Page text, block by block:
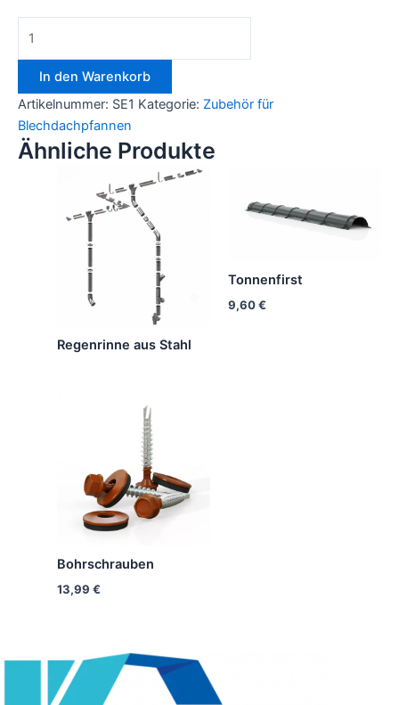
Menge
In den Warenkorb
Artikelnummer: SE1 Kategorie: Zubehör für
Blechdachpfannen
Ähnliche Produkte
Regenrinne aus Stahl
Tonnenfirst
9,60€
Bohrschrauben
13,99 €